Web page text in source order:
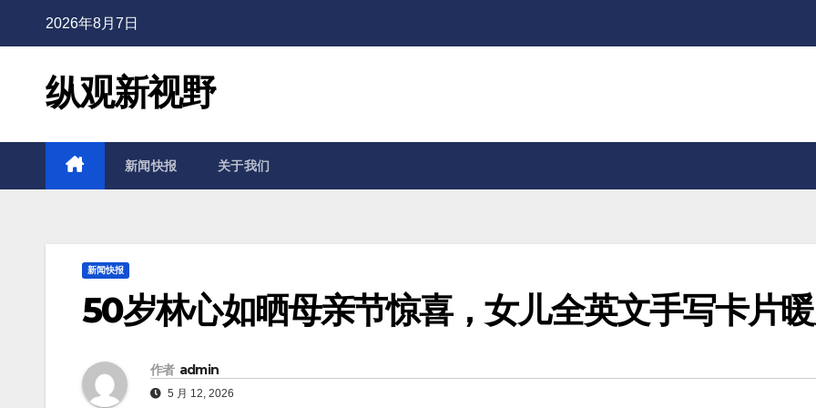
2026年8月7日
纵观新视野
新闻快报 关于我们
新闻快报
50岁林心如晒母亲节惊喜，女儿全英文手写卡片
作者 admin
5 月 12, 2026